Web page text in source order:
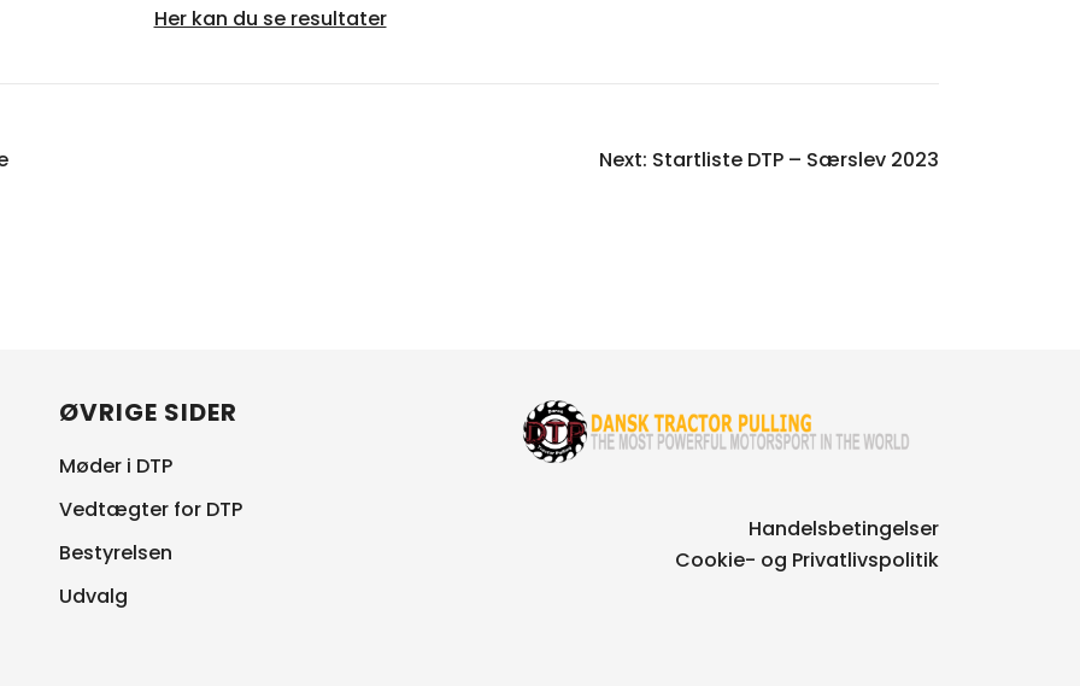
Her kan du se resultater
Next: Startliste DTP – Særslev 2023
ØVRIGE SIDER
Møder i DTP
Vedtægter for DTP
Bestyrelsen
Udvalg
Handelsbetingelser
Cookie- og Privatlivspolitik